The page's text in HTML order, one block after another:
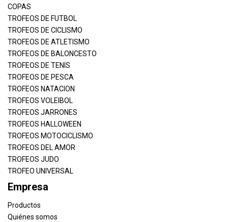
COPAS
TROFEOS DE FUTBOL
TROFEOS DE CICLISMO
TROFEOS DE ATLETISMO
TROFEOS DE BALONCESTO
TROFEOS DE TENIS
TROFEOS DE PESCA
TROFEOS NATACION
TROFEOS VOLEIBOL
TROFEOS JARRONES
TROFEOS HALLOWEEN
TROFEOS MOTOCICLISMO
TROFEOS DEL AMOR
TROFEOS JUDO
TROFEO UNIVERSAL
Empresa
Productos
Quiénes somos